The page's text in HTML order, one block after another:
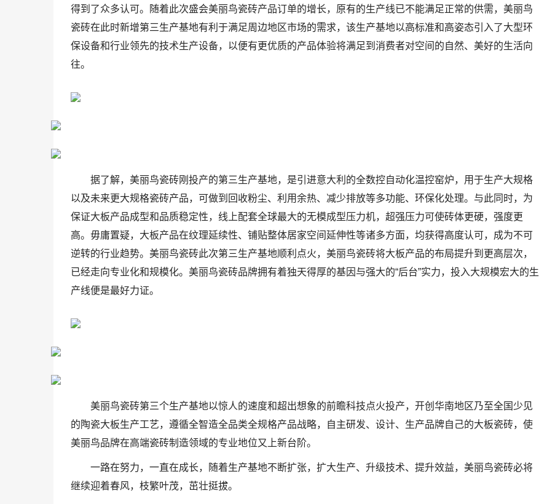
得到了众多认可。随着此次盛会美丽鸟瓷砖产品订单的增长，原有的生产线已不能满足正常的供需，美丽鸟
瓷砖在此时新增第三生产基地有利于满足周边地区市场的需求，该生产基地以高标准和高姿态引入了大型环
保设备和行业领先的技术生产设备，以便有更优质的产品体验将满足到消费者对空间的自然、美好的生活向
往。
据了解，美丽鸟瓷砖刚投产的第三生产基地，是引进意大利的全数控自动化温控窑炉，用于生产大规格
以及未来更大规格瓷砖产品，可做到回收粉尘、利用余热、减少排放等多功能、环保化处理。与此同时，为
保证大板产品成型和品质稳定性，线上配套全球最大的无模成型压力机，超强压力可使砖体更硬，强度更
高。毋庸置疑，大板产品在纹理延续性、铺贴整体居家空间延伸性等诸多方面，均获得高度认可，成为不可
逆转的行业趋势。美丽鸟瓷砖此次第三生产基地顺利点火，美丽鸟瓷砖将大板产品的布局提升到更高层次，
已经走向专业化和规模化。美丽鸟瓷砖品牌拥有着独天得厚的基因与强大的“后台”实力，投入大规模宏大的生
产线便是最好力证。
美丽鸟瓷砖第三个生产基地以惊人的速度和超出想象的前瞻科技点火投产，开创华南地区乃至全国少见
的陶瓷大板生产工艺，遵循全智造全品类全规格产品战略，自主研发、设计、生产品牌自己的大板瓷砖，使
美丽鸟品牌在高端瓷砖制造领域的专业地位又上新台阶。
一路在努力，一直在成长，随着生产基地不断扩张，扩大生产、升级技术、提升效益，美丽鸟瓷砖必将
继续迎着春风，枝繁叶茂，茁壮挺拔。